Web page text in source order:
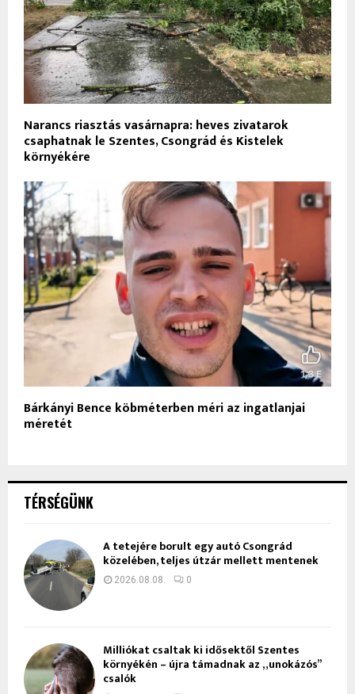
Narancs riasztás vasárnapra: heves zivatarok
csaphatnak le Szentes, Csongrád és Kistelek
környékére
Bárkányi Bence köbméterben méri az ingatlanjai
méretét
TÉRSÉGÜNK
A tetejére borult egy autó Csongrád
közelében, teljes útzár mellett mentenek
2026.08.08. 0
Milliókat csaltak ki idősektől Szentes
környékén – újra támadnak az „unokázós”
csalók